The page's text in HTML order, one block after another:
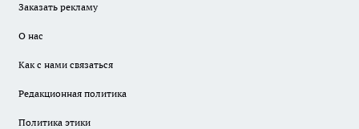
Заказать рекламу
О нас
Как с нами связаться
Редакционная политика
Политика этики